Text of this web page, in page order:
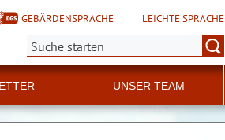
GEBÄRDENSPRACHE
LEICHTE SPRACHE
Suche:
UNSER TEAM